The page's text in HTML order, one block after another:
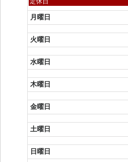
曜
日,
8
月
23rd
2026
定休日
月曜日
火曜日
水曜日
木曜日
金曜日
土曜日
日曜日